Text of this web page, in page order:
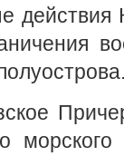
действия